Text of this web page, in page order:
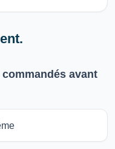
commandés avant